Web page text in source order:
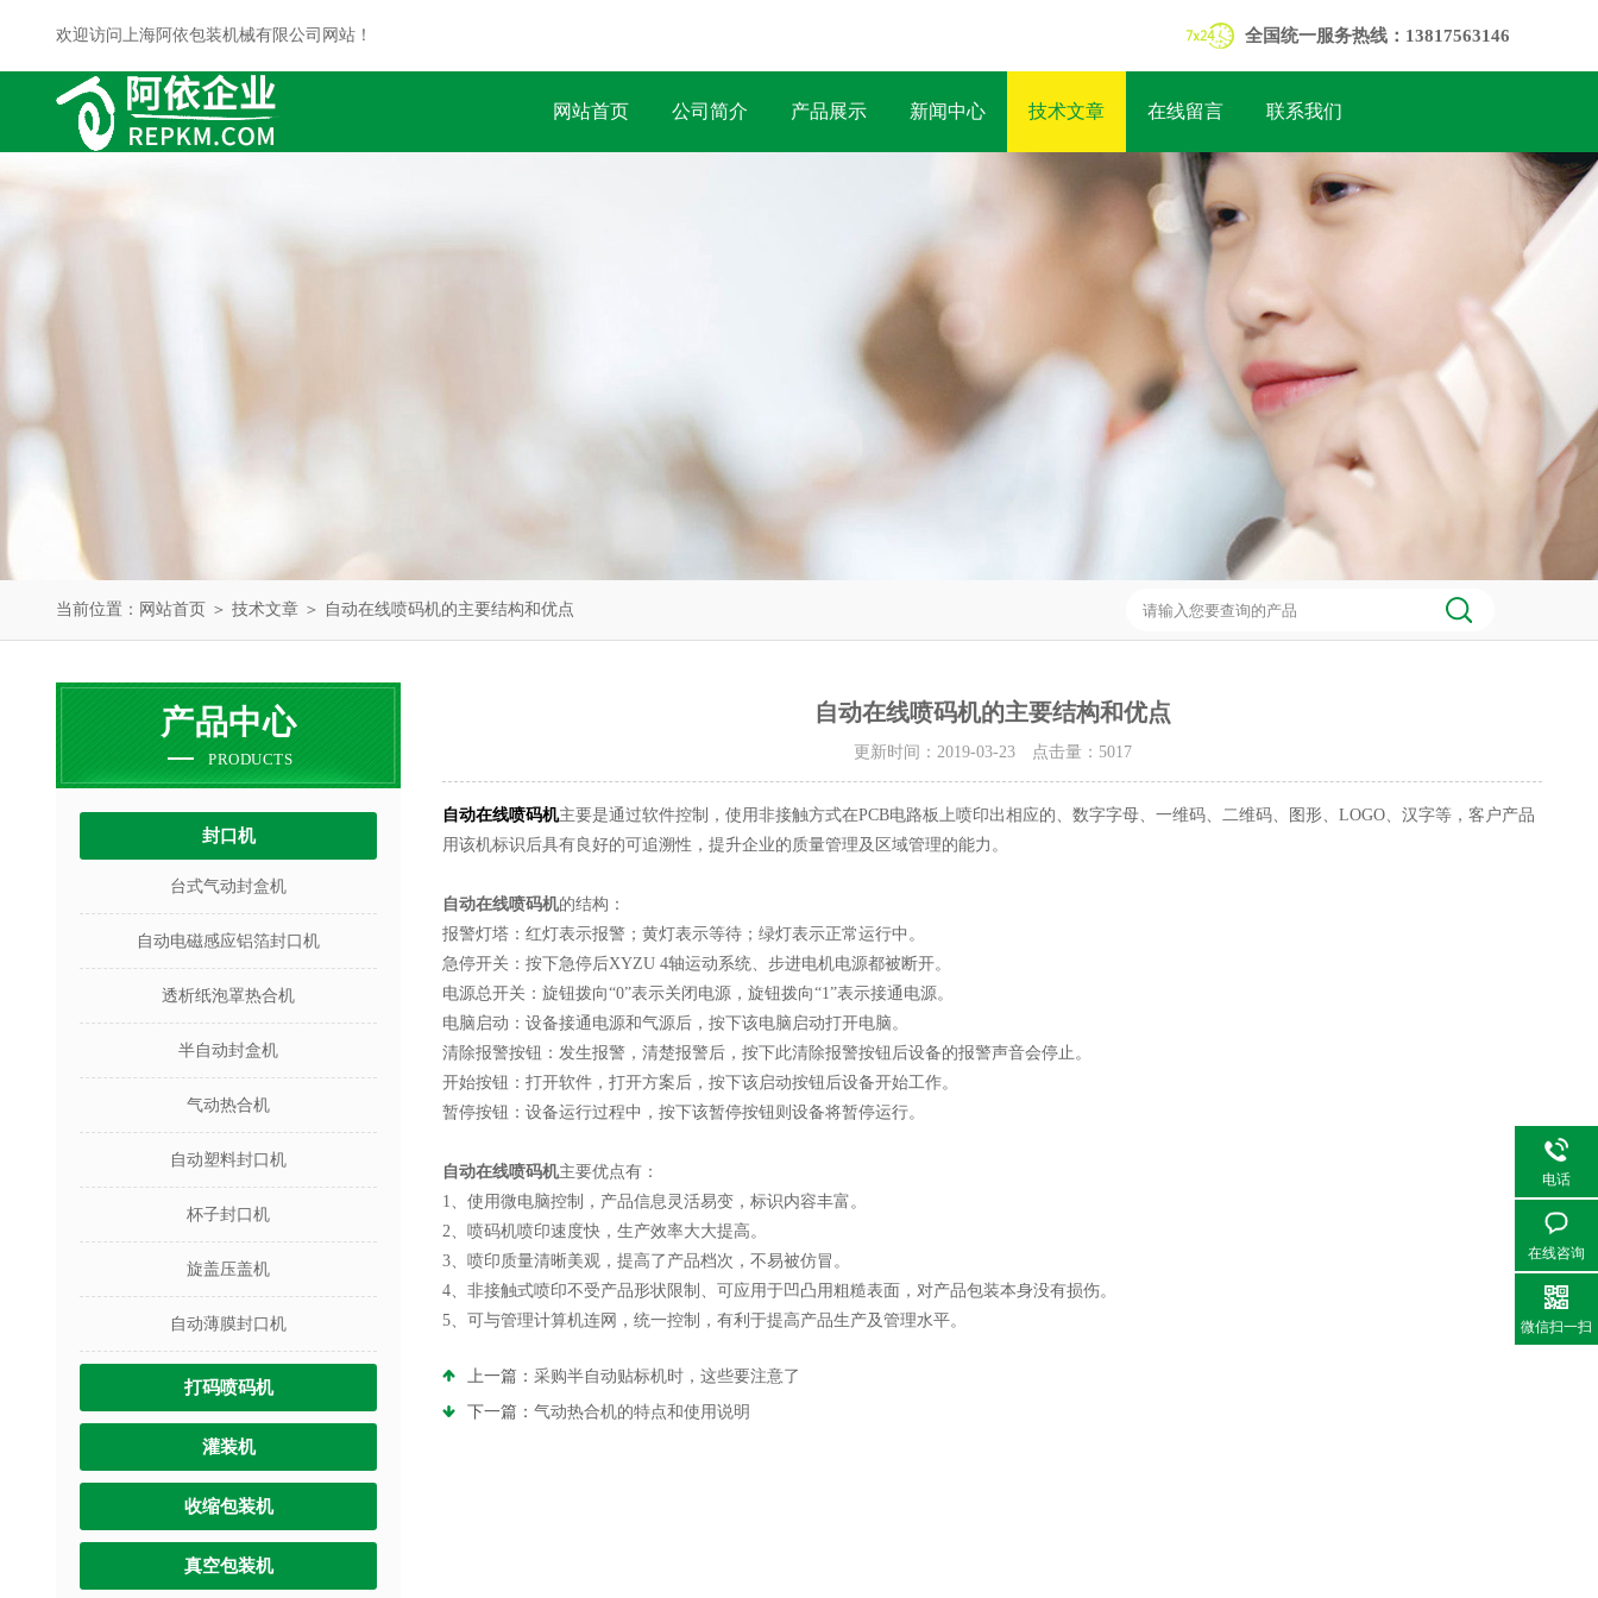
欢迎访问上海阿依包装机械有限公司网站！ 全国统一服务热线：13817563146
网站首页 公司简介 产品展示 新闻中心 技术文章 在线留言 联系我们
当前位置： 网站首页 ＞ 技术文章 ＞ 自动在线喷码机的主要结构和优点
产品中心
PRODUCTS
封口机
台式气动封盒机
自动电磁感应铝箔封口机
透析纸泡罩热合机
半自动封盒机
气动热合机
自动塑料封口机
杯子封口机
旋盖压盖机
自动薄膜封口机
打码喷码机
灌装机
收缩包装机
真空包装机
自动在线喷码机的主要结构和优点
更新时间：2019-03-23 点击量： 5017
自动在线喷码机主要是通过软件控制，使用非接触方式在PCB电路板上喷印出相应的、数字字母、一维码、二维码、图形、LOGO、汉字等，客户产品
用该机标识后具有良好的可追溯性，提升企业的质量管理及区域管理的能力。
自动在线喷码机的结构：
报警灯塔：红灯表示报警；黄灯表示等待；绿灯表示正常运行中。
急停开关：按下急停后XYZU 4轴运动系统、步进电机电源都被断开。
电源总开关：旋钮拨向“0”表示关闭电源，旋钮拨向“1”表示接通电源。
电脑启动：设备接通电源和气源后，按下该电脑启动打开电脑。
清除报警按钮：发生报警，清楚报警后，按下此清除报警按钮后设备的报警声音会停止。
开始按钮：打开软件，打开方案后，按下该启动按钮后设备开始工作。
暂停按钮：设备运行过程中，按下该暂停按钮则设备将暂停运行。
自动在线喷码机主要优点有：
1、使用微电脑控制，产品信息灵活易变，标识内容丰富。
2、喷码机喷印速度快，生产效率大大提高。
3、喷印质量清晰美观，提高了产品档次，不易被仿冒。
4、非接触式喷印不受产品形状限制、可应用于凹凸用粗糙表面，对产品包装本身没有损伤。
5、可与管理计算机连网，统一控制，有利于提高产品生产及管理水平。
上一篇： 采购半自动贴标机时，这些要注意了
下一篇： 气动热合机的特点和使用说明
电话
在线咨询
微信扫一扫